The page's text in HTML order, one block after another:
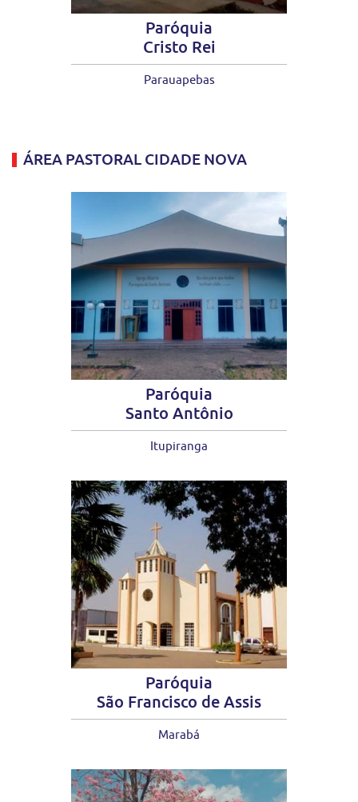
Paróquia
Cristo Rei
Parauapebas
ÁREA PASTORAL CIDADE NOVA
Paróquia
Santo Antônio
Itupiranga
Paróquia
São Francisco de Assis
Marabá